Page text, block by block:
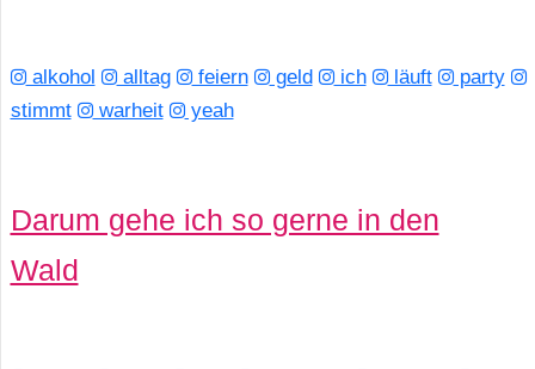
alkohol alltag feiern geld ich läuft
party
stimmt
warheit yeah
Darum gehe ich so gerne in den
Wald